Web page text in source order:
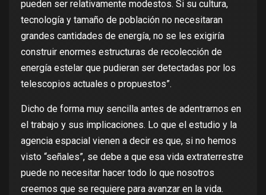
pueden ser relativamente modestos. Si su cultura,
tecnología y tamaño de población no necesitaran
grandes cantidades de energía, no se les exigiría
construir enormes estructuras de recolección de
energía estelar que pudieran ser detectadas por los
telescopios actuales o propuestos”.
Dicho de forma muy sencilla antes de adentrarnos en
el trabajo y sus implicaciones. Lo que el estudio y la
agencia espacial vienen a decir es que, si no hemos
visto “señales”, se debe a que esa vida extraterrestre
puede no necesitar hacer todo lo que nosotros
creemos que se requiere para avanzar en la vida.